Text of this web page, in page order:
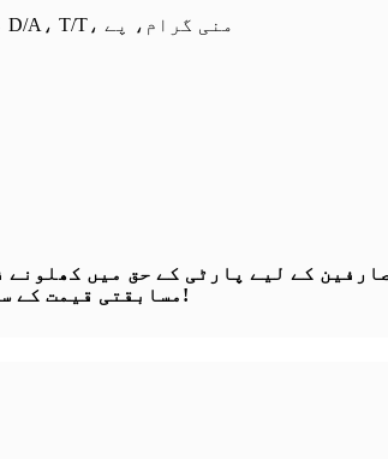
صارفین کے لیے پارٹی کے حق میں
مسابقتی قیمت کے ساتھ پیشہ ورانہ خدمات اور سامان پیش کر سکتے ہیں!